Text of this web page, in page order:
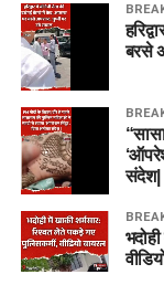
बरसे
संदेश|